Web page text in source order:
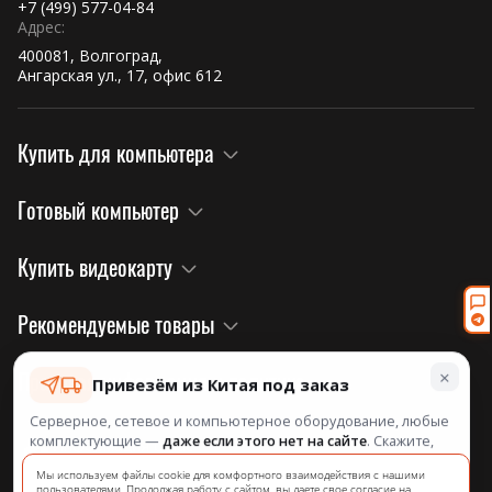
Для каких задач подходит Сервер
HU350XE 2U?
поддерживается на сервере
может обслуживать Сервер HU350XE
2U?
Какая гарантия предоставляется на
Сервер HU350XE 2U?
Можно ли расширить объем памяти
+7 (499) 577-04-84
Адрес:
400081, Волгоград,
Ангарская ул., 17, офис 612
Купить для компьютера
Готовый компьютер
Купить видеокарту
Рекомендуемые товары
Правовая информация и политика
Информация о нас
на официальном сайте завода!
Мы используем файлы cookie для комфортного взаимодействия с нашими
пользователями. Продолжая работу с сайтом, вы даете свое согласие на
×
Привезём из Китая под заказ
Серверное, сетевое и компьютерное оборудование, любые
комплектующие — даже если этого нет на сайте. Скажите,
что нужно, посчитаем и назовём срок.